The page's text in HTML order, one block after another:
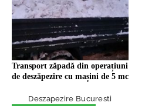
Transport zăpadă din operațiuni
de deszăpezire cu mașini de 5 mc
Deszapezire Bucuresti